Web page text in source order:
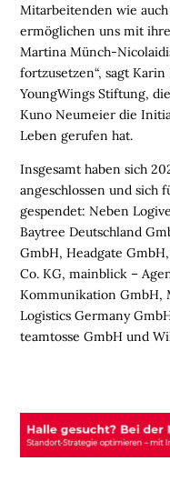
N
L
O
G
I
S
I
K
R
E
G
I
O
N
E
R
A
Mitarbeitenden wie
ermöglichen uns mit
Martina Münch-
fortzusetzen“, sagt
YoungWings Stiftung,
Kuno Neumeier die
Leben gerufen hat.
Insgesamt haben sich
angeschlossen und sich
gespendet: Neben
Baytree Deutschland
GmbH, Headgate
Co. KG, mainblick –
Kommunikation GmbH,
Logistics Germany
teamtosse GmbH und